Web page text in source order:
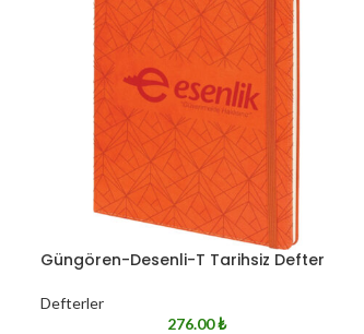
Güngören-Desenli-T Tarihsiz Defter
Defterler
276.00₺